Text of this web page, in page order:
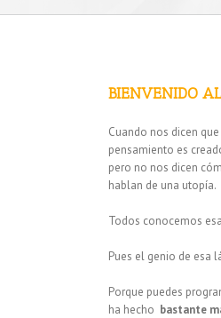
BIENVENIDO
Cuando nos dicen
pensamiento es
pero no nos dicen
hablan de una utopía.
Todos conocemos
Pues el genio de esa
Porque puedes
ha hecho bastante